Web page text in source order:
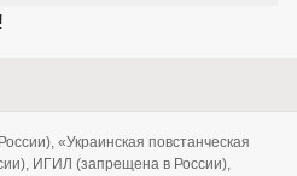
«Украинская повстанческая
ИГИЛ (запрещена в России),